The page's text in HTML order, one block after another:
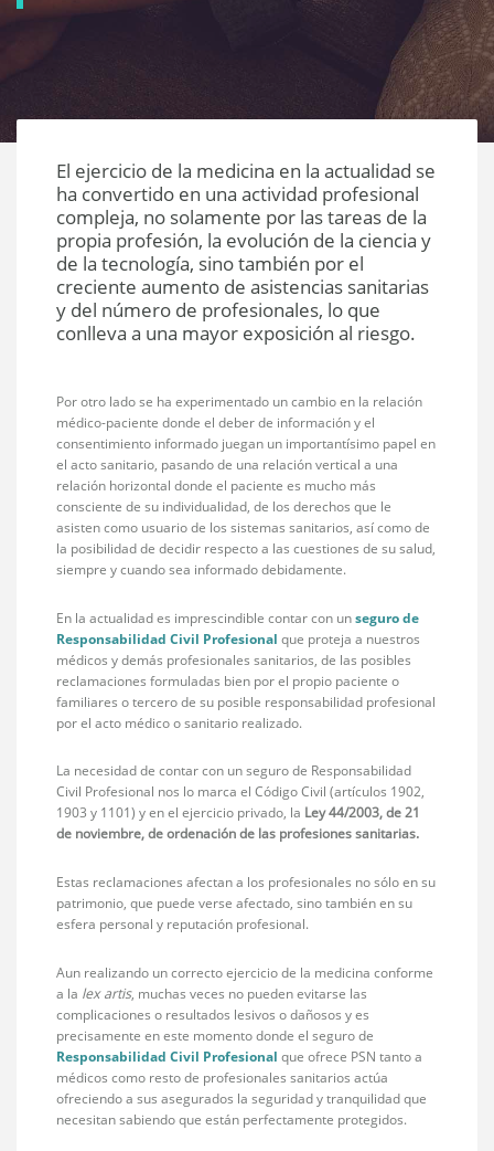
El ejercicio de la medicina en la actualidad se
ha convertido en una actividad profesional
compleja, no solamente por las tareas de la
propia profesión, la evolución de la ciencia y
de la tecnología, sino también por el
creciente aumento de asistencias sanitarias
y del número de profesionales, lo que
conlleva a una mayor exposición al riesgo.
Por otro lado se ha experimentado un cambio en la relación
médico-paciente donde el deber de información y el
consentimiento informado juegan un importantísimo papel en
el acto sanitario, pasando de una relación vertical a una
relación horizontal donde el paciente es mucho más
consciente de su individualidad, de los derechos que le
asisten como usuario de los sistemas sanitarios, así como de
la posibilidad de decidir respecto a las cuestiones de su salud,
siempre y cuando sea informado debidamente.
En la actualidad es imprescindible contar con unseguro de
Responsabilidad Civil Profesional que proteja a nuestros
médicos y demás profesionales sanitarios, de las posibles
reclamaciones formuladas bien por el propio paciente o
familiares o tercero de su posible responsabilidad profesional
por el acto médico o sanitario realizado.
La necesidad de contar con un seguro de Responsabilidad
Civil Profesional nos lo marca el Código Civil (artículos 1902,
1903 y 1101) y en el ejercicio privado, la Ley 44/2003, de 21
de noviembre, de ordenación de las profesiones sanitarias.
Estas reclamaciones afectan a los profesionales no sólo en su
patrimonio, que puede verse afectado, sino también en su
esfera personal y reputación profesional.
Aun realizando un correcto ejercicio de la medicina conforme
a la lex artis, muchas veces no pueden evitarse las
complicaciones o resultados lesivos o dañosos y es
precisamente en este momento donde el seguro de
Responsabilidad Civil Profesional que ofrece PSN tanto a
médicos como resto de profesionales sanitarios actúa
ofreciendo a sus asegurados la seguridad y tranquilidad que
necesitan sabiendo que están perfectamente protegidos.